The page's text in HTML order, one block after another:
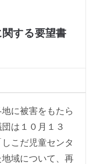
する要望書
に被害をもたら
は１０月１３
こだ児童センタ
域について、再